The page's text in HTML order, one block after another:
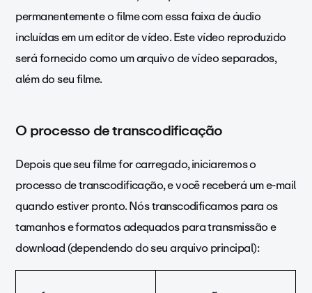
permanentemente o filme com essa faixa de áudio
incluídas em um editor de vídeo. Este vídeo reproduzido
será fornecido como um arquivo de vídeo separados,
além do seu filme.
O processo de transcodificação
Depois que seu filme for carregado, iniciaremos o
processo de transcodificação, e você receberá um e-mail
quando estiver pronto. Nós transcodificamos para os
tamanhos e formatos adequados para transmissão e
download (dependendo do seu arquivo principal):